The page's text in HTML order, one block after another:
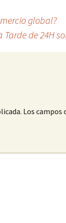
global?
Tarde de 24H
Los